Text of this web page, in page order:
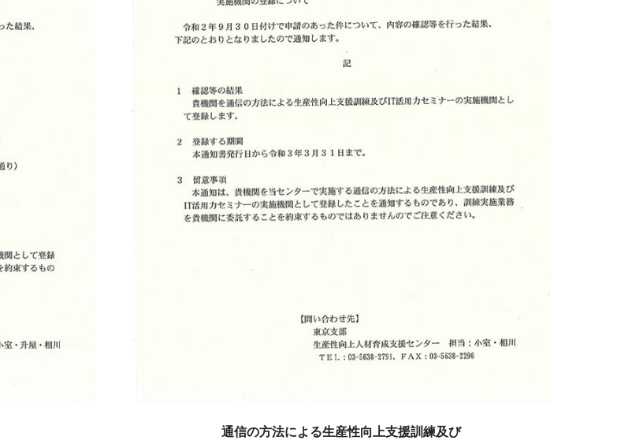
通信の方法による生産性向上支援訓練及び